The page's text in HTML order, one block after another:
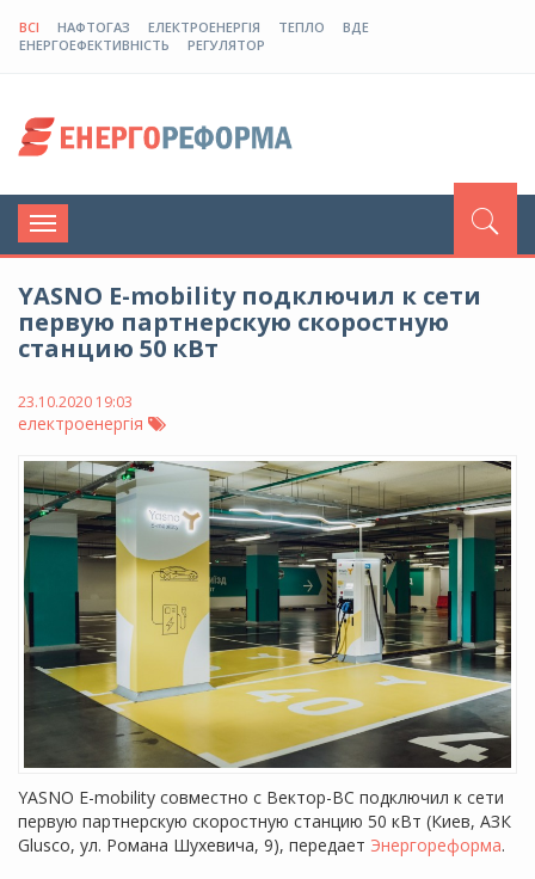
ВСІ НАФТОГАЗ ЕЛЕКТРОЕНЕРГІЯ ТЕПЛО
ВДЕ
ЕНЕРГОЕФЕКТИВНІСТЬ
РЕГУЛЯТОР
Toggle
navigation
YASNO E-mobility подключил к сети
первую партнерскую скоростную
станцию ​​50 кВт
23.10.2020 19:03
електроенергія
YASNO E-mobility совместно с Вектор-ВС подключил к сети
первую партнерскую скоростную станцию 50 кВт (Киев, АЗК
Glusco, ул. Романа Шухевича, 9), передает Энергореформа.